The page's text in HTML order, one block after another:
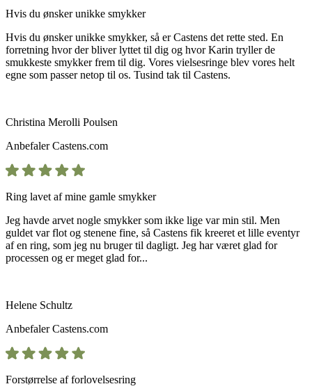
Hvis du ønsker unikke smykker
Hvis du ønsker unikke smykker, så er Castens det rette sted. En
forretning hvor der bliver lyttet til dig og hvor Karin tryller de
smukkeste smykker frem til dig. Vores vielsesringe blev vores helt
egne som passer netop til os. Tusind tak til Castens.
Christina Merolli Poulsen
AnbefalerCastens.com
Ring lavet af mine gamle smykker
Jeg havde arvet nogle smykker som ikke lige var min stil. Men
guldet var flot og stenene fine, så Castens fik kreeret et lille eventyr
af en ring, som jeg nu bruger til dagligt. Jeg har været glad for
processen og er meget glad for...
Helene Schultz
AnbefalerCastens.com
Forstørrelse af forlovelsesring